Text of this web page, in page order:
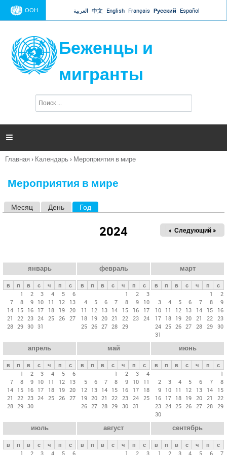
Jump to navigation
ООН العربية 中文 English Français Русский Español
Беженцы и
мигранты
п
и

Вы
Главная › Календарь › Мероприятия в мире
Мероприятия в мире
е
в
л
а
д
к
и
Месяц День Год
2024 « Пред.
Следующий »
январь
в п в с ч п
с
1
2 3 4 5
6
7
8 9 10 11 12
13
14 15 16 17 18 19 20
21
22 23 24 25 26 27
28 29 30 31
февраль
в п в с ч п
с
1
2
3
4
5 6 7 8 9
10
11
12 13 14 15 16
17
18 19 20 21 22 23 24
25 26 27 28 29
март
в п в с ч п
с
1
2
3
4 5 6 7 8
9
10 11 12 13 14 15
16
17 18 19 20 21 22 23
24 25 26 27 28 29 30
31
апрель
в п в с ч п
с
1
2 3 4 5
6
7
8 9 10 11 12
13
14 15 16 17 18 19 20
21
22 23 24 25 26 27
28 29 30
май
в п в с ч п
с
1
2 3
4
5
6 7 8 9 10
11
12 13 14 15 16 17
18
19 20 21 22 23 24 25
26 27 28 29 30 31
июнь
в п в с ч п
с
1
2
3 4 5 6 7
8
9 10 11 12 13 14
15
16 17 18 19 20 21
22
23 24 25 26 27 28 29
30
июль
в п в с ч п
с
1
2 3 4 5 6
август
в п в с ч п
с
1
2 3
сентябрь
в п в с ч п
с
1
2 3 4 5 6 7